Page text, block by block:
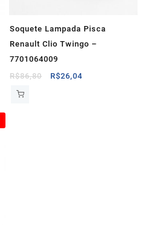
Soquete Lampada Pisca
Renault Clio Twingo –
7701064009
R$86,80
O
R$26,04